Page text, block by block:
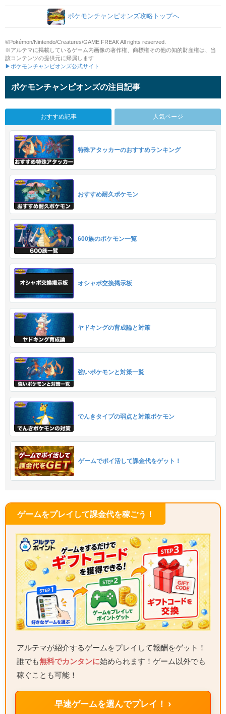
ポケモンチャンピオンズ攻略トップへ
©Pokémon/Nintendo/Creatures/GAME FREAK All rights reserved.
※アルテマに掲載しているゲーム内画像の著作権、商標権その他の知的財産権は、当
該コンテンツの提供元に帰属します
▶ポケモンチャンピオンズ公式サイト
ポケモンチャンピオンズの注目記事
おすすめ記事 人気ページ
特殊アタッカーのおすすめランキング
おすすめ耐久ポケモン
600族のポケモン一覧
オシャボ交換掲示板
ヤドキングの育成論と対策
強いポケモンと対策一覧
でんきタイプの弱点と対策ポケモン
ゲームでポイ活して課金代をゲット！
ゲームをプレイして課金代を稼ごう！
アルテマが紹介するゲームをプレイして報酬をゲット！
誰でも無料でカンタンに始められます！ゲーム以外でも
稼ぐことも可能！
早速ゲームを選んでプレイ！ ›